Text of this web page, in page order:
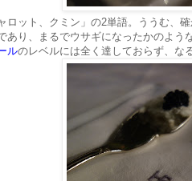
ャロット、クミン」の2単語。ううむ、
あり、まるでウサギになったかのよう
ルのレベルには全く達しておらず、な